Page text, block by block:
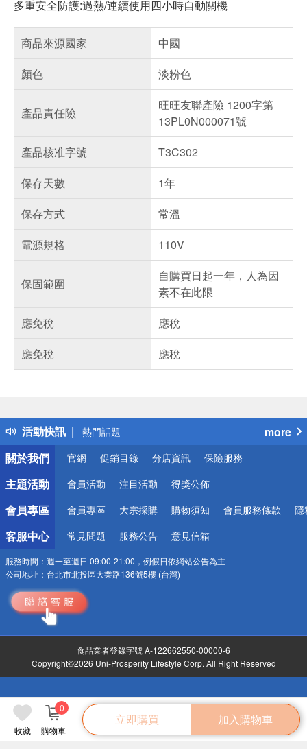
收藏 購物車
0
立即購買 加入購物車
多重安全防護:過熱/連續使用四小時自動關機
商品來源國家
中國
顏色
淡粉色
產品責任險
旺旺友聯產險 1200字第
13PL0N000071號
產品核准字號
T3C302
保存天數
1年
保存方式
常溫
電源規格
110V
保固範圍
自購買日起一年，人為因
素不在此限
應免稅
應稅
應免稅
應稅
活動快訊
得獎公告
熱門話題
銀行優惠
偏遠地區配送
詐騙網頁！請小心！
more
關於我們
官網 促銷目錄 分店資訊 保險服務
主題活動 會員活動 注目活動 得獎公佈
會員專區 會員專區 大宗採購 購物須知 會員服務條款 隱
客服中心 常見問題 服務公告 意見信箱
服務時間： 週一至週日 09:00-21:00，例假日依網站公告為主
公司地址： 台北市北投區大業路136號5樓 (台灣)
食品業者登錄字號 A-122662550-00000-6
Copyright©2026 Uni-Prosperity Lifestyle Corp. All Right Reserved